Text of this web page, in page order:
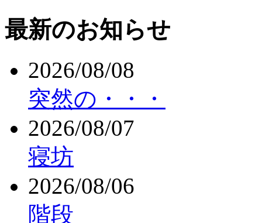
最新のお知らせ
2026/08/08
突然の・・・
2026/08/07
寝坊
2026/08/06
階段